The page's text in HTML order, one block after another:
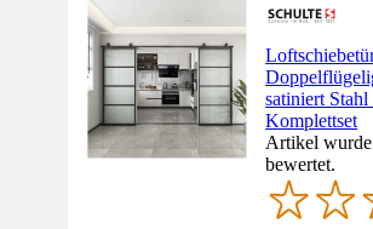
satiniert
Komplettset
Artikel
bewertet.